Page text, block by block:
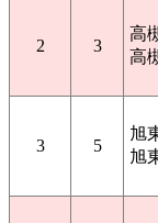
2 3
高
高
3 5
旭
旭